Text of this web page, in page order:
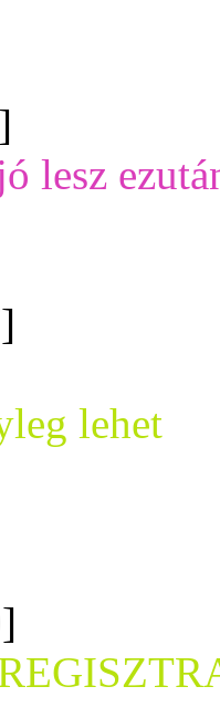
lesz
lehet